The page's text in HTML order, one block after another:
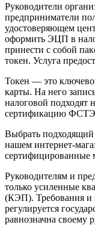
Руководители
предприниматели
удостоверяющем
оформить ЭЦП в
принести с собой
токен. Услуга
Токен — это
карты. На него
налоговой подходят
сертификацию
Выбрать подходящий
нашем интернет-
сертифицированные
Руководителям и
только усиленные
(КЭП). Требования и
регулируется
равнозначна своему